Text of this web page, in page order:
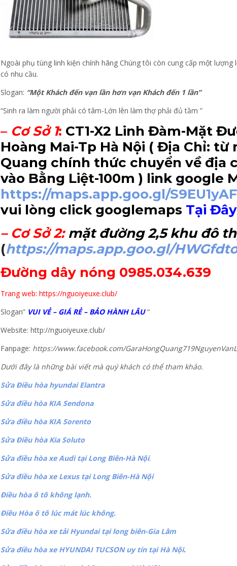
Ngoài phụ tùng linh kiện chính hãng Chúng tôi còn cung cấp một
có nhu cầu.
Slogan: “Một Khách đến vạn lần hơn vạn Khách đến 1 lần”
“Sinh ra làm người phải có tâm-Lớn lên làm thợ phải đủ tầm ”
– Cơ Sở 1: CT1-X2 Linh Đàm-Mặt
Hoàng Mai-Tp Hà Nội ( Địa Chỉ: từ
Quang chính thức chuyển về địa
vào Bằng Liệt-100m ) link google
https://maps.app.goo.gl/
vui lòng click googlemaps Tại
– Cơ Sở 2: mặt đường 2,5 khu đô
(https://maps.app.goo.gl/
Đường dây nóng 0985.034.639
Trang web: https://nguoiyeuxe.club/
Slogan” VUI VẺ – GIÁ RẺ – BẢO HÀNH LÂU “
Website: http://nguoiyeuxe.club/
Fanpage: https://www.facebook.com/
Dưới đây là những bài viết mà quý khách có thể tham khảo.
Sửa Điều hòa hyundai Elantra
Sửa điều hòa KIA Sendona
Sửa điều hòa KIA Sorento
Sửa Điều hòa Kia Soluto
Sửa điều hòa xe Audi tại Long Biên-Hà Nội.
Sửa điều hòa xe Lexus tại Long Biên-Hà Nội
Điều hòa ô tô không lạnh.
Điều Hòa ô tô lúc mát lúc không.
Sửa điều hòa xe tải Hyundai tại long biên-Gia Lâm
Sửa điều hòa xe HYUNDAI TUCSON uy tín tại Hà Nội.